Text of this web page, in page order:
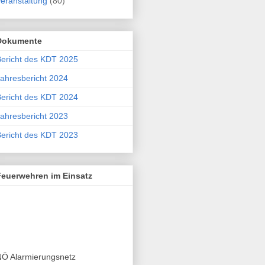
des KDT 2025
2024
des KDT 2024
2023
des KDT 2023
im Einsatz
Alarmierungsnetz